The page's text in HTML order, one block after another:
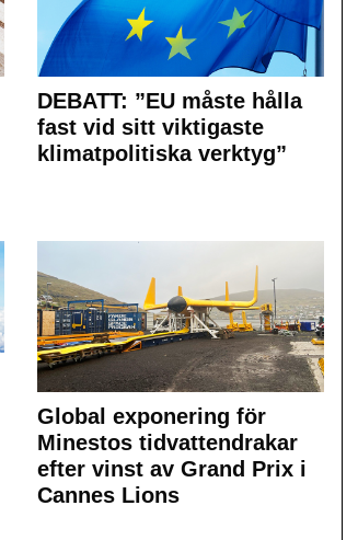
DEBATT: ”EU måste hålla
fast vid sitt viktigaste
klimatpolitiska verktyg”
Global exponering för
Minestos tidvattendrakar
efter vinst av Grand Prix i
Cannes Lions